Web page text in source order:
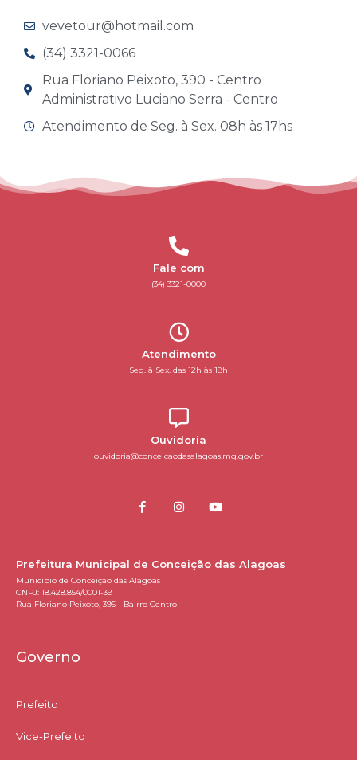
vevetour@hotmail.com
(34) 3321-0066
Rua Floriano Peixoto, 390 - Centro
Administrativo Luciano Serra - Centro
Atendimento de Seg. à Sex. 08h às 17hs
Fale com
(34) 3321-0000
Atendimento
Seg. à Sex. das 12h às 18h
Ouvidoria
ouvidoria@conceicaodasalagoas.mg.gov.br
Prefeitura Municipal de Conceição das Alagoas
Município de Conceição das Alagoas
CNPJ: 18.428.854/0001-39
Rua Floriano Peixoto, 395 - Bairro Centro
Governo
Prefeito
Vice-Prefeito